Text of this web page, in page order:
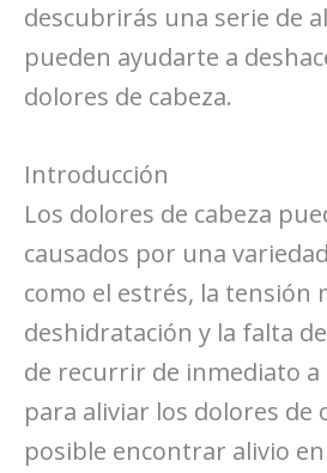
descubrirás una serie de
pueden ayudarte a
dolores de cabeza.
Introducción
Los dolores de cabeza
causados por una
como el estrés, la tensión
deshidratación y la falta
de recurrir de inmediato
para aliviar los dolores de
posible encontrar alivio